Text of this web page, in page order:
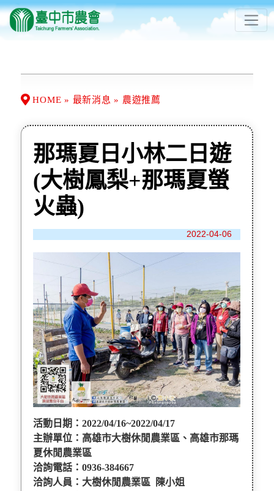
HOME » 最新消息 » 農遊推薦
那瑪夏日小林二日遊
(大樹鳳梨+那瑪夏螢
火蟲)
2022-04-06
活動日期：2022/04/16~2022/04/17
主辦單位：高雄市大樹休閒農業區、高雄市那瑪
夏休閒農業區
洽詢電話：0936-384667
洽詢人員：大樹休閒農業區 陳小姐